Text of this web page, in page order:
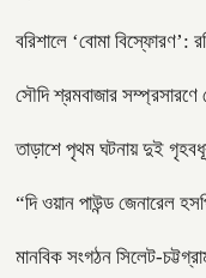
বরিশালে ‘বোমা বিস্ফোরণ’:
সৌদি শ্রমবাজার সম্প্রসারণে
তাড়াশে পৃথম ঘটনায় দুই
“দি ওয়ান পাউন্ড জেনারেল
মানবিক সংগঠন সিলেট-